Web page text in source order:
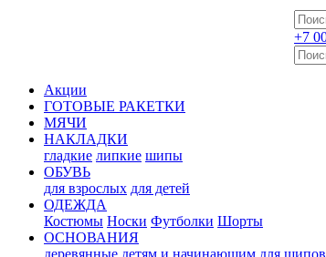
+7
Акции
ГОТОВЫЕ РАКЕТКИ
МЯЧИ
НАКЛАДКИ
гладкие липкие шипы
ОБУВЬ
для взрослых для детей
ОДЕЖДА
Костюмы Носки Футболки Шорты
ОСНОВАНИЯ
деревянные детям и начинающим для шипов